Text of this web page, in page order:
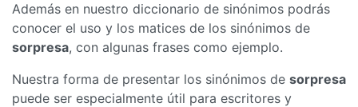
Además en nuestro diccionario de sinónimos podrás
conocer el uso y los matices de los sinónimos de
sorpresa, con algunas frases como ejemplo.
Nuestra forma de presentar los sinónimos de sorpresa
puede ser especialmente útil para escritores y